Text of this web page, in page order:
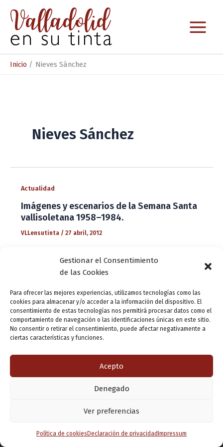
Gestionar el Consentimiento
de las Cookies
Para ofrecer las mejores experiencias, utilizamos tecnologías como las
cookies para almacenar y/o acceder a la información del dispositivo. El
consentimiento de estas tecnologías nos permitirá procesar datos como el
comportamiento de navegación o las identificaciones únicas en este sitio.
No consentir o retirar el consentimiento, puede afectar negativamente a
ciertas características y funciones.
Acepto
Denegado
Ver preferencias
Política de cookies Declaración de privacidad Impressum
contenido
Inicio Nieves Sánchez
Nieves Sánchez
Actualidad
Imágenes y escenarios de la Semana Santa
vallisoletana 1958–1984.
VLLensutinta / 27 abril, 2012
de Cervantes”. PVP 18 €. Una de las investigadoras de la
Universidad Europea “Miguel de Cervantes”, Nieves
Copyright © 2026 Valladolid en su titna